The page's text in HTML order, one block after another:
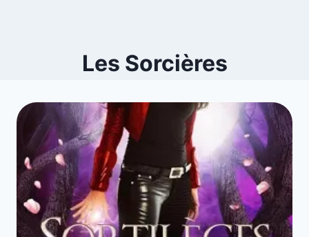
Les Sorcières